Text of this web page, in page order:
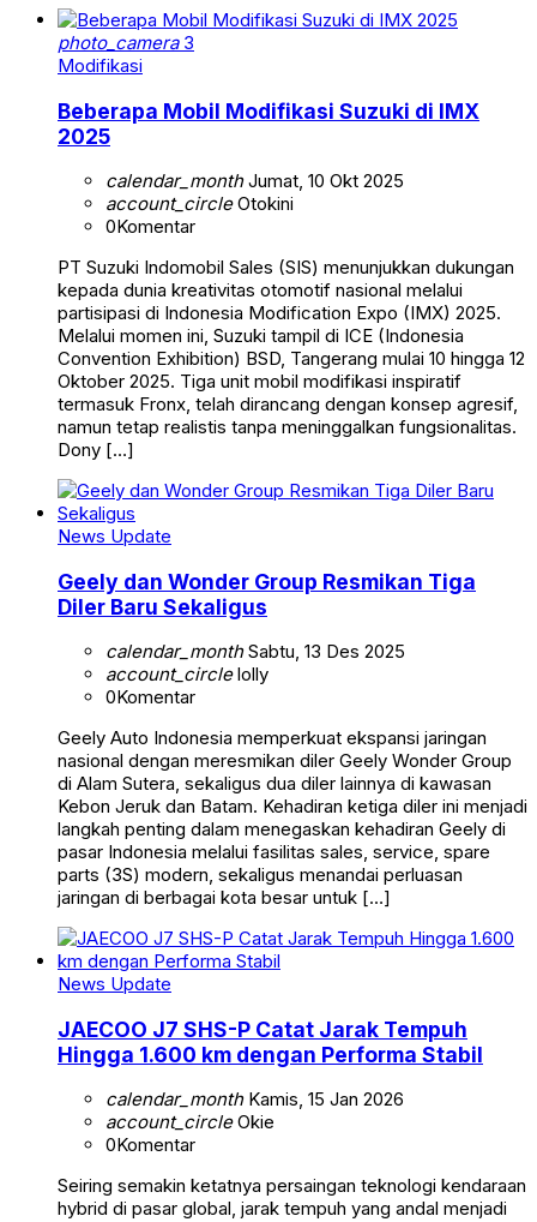
photo_camera3
Modifikasi
Beberapa Mobil Modifikasi Suzuki di IMX
2025
calendar_monthJumat, 10 Okt 2025
account_circleOtokini
0Komentar
PT Suzuki Indomobil Sales (SIS) menunjukkan dukungan
kepada dunia kreativitas otomotif nasional melalui
partisipasi di Indonesia Modification Expo (IMX) 2025.
Melalui momen ini, Suzuki tampil di ICE (Indonesia
Convention Exhibition) BSD, Tangerang mulai 10 hingga 12
Oktober 2025. Tiga unit mobil modifikasi inspiratif
termasuk Fronx, telah dirancang dengan konsep agresif,
namun tetap realistis tanpa meninggalkan fungsionalitas.
Dony […]
News Update
Geely dan Wonder Group Resmikan Tiga
Diler Baru Sekaligus
calendar_monthSabtu, 13 Des 2025
account_circlelolly
0Komentar
Geely Auto Indonesia memperkuat ekspansi jaringan
nasional dengan meresmikan diler Geely Wonder Group
di Alam Sutera, sekaligus dua diler lainnya di kawasan
Kebon Jeruk dan Batam. Kehadiran ketiga diler ini menjadi
langkah penting dalam menegaskan kehadiran Geely di
pasar Indonesia melalui fasilitas sales, service, spare
parts (3S) modern, sekaligus menandai perluasan
jaringan di berbagai kota besar untuk […]
News Update
JAECOO J7 SHS-P Catat Jarak Tempuh
Hingga 1.600 km dengan Performa Stabil
calendar_monthKamis, 15 Jan 2026
account_circleOkie
0Komentar
Seiring semakin ketatnya persaingan teknologi kendaraan
hybrid di pasar global, jarak tempuh yang andal menjadi